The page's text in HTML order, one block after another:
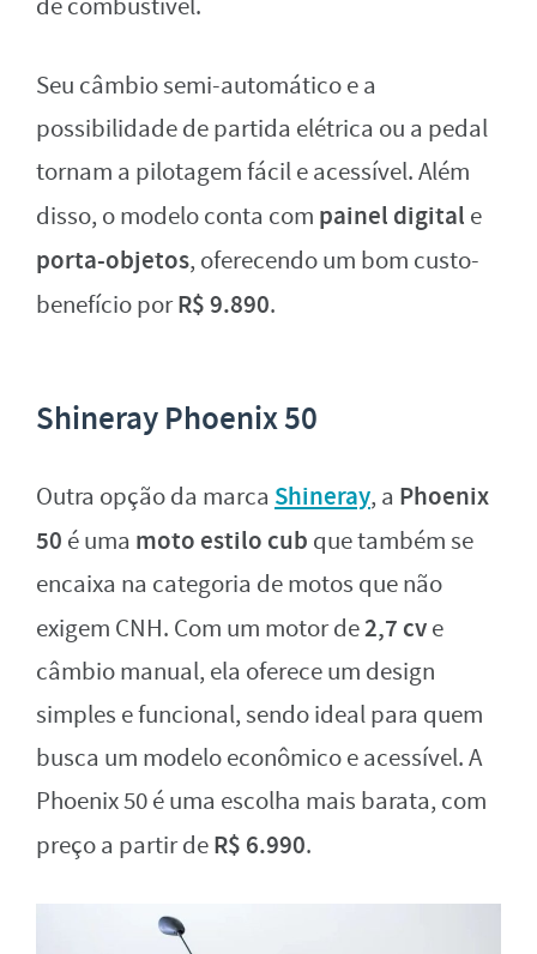
de combustível.
Seu câmbio semi-automático e a
possibilidade de partida elétrica ou a pedal
tornam a pilotagem fácil e acessível. Além
disso, o modelo conta com painel digital e
porta-objetos, oferecendo um bom custo-
benefício porR$ 9.890.
Shineray Phoenix 50
Outra opção da marca Shineray, a Phoenix
50 é uma moto estilo cub que também se
encaixa na categoria de motos que não
exigem CNH. Com um motor de2,7 cve
câmbio manual, ela oferece um design
simples e funcional, sendo ideal para quem
busca um modelo econômico e acessível. A
Phoenix 50 é uma escolha mais barata, com
preço a partir deR$ 6.990.